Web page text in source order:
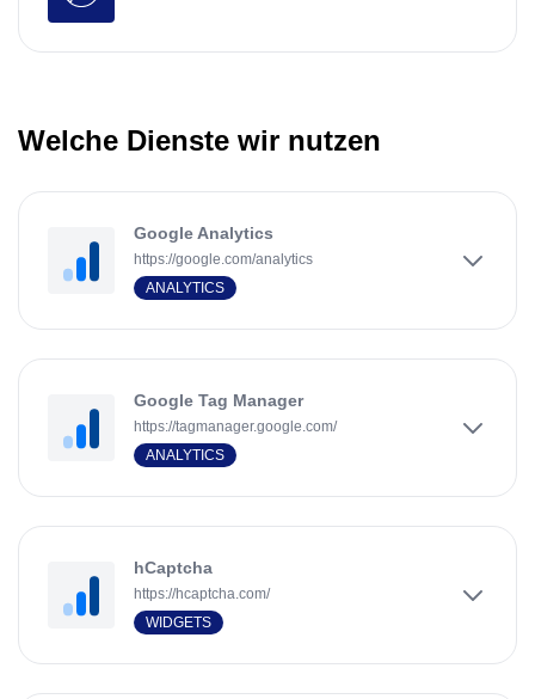
Welche Dienste wir nutzen
Google Analytics
https://google.com/analytics
ANALYTICS
Google Tag Manager
https://tagmanager.google.com/
ANALYTICS
hCaptcha
https://hcaptcha.com/
WIDGETS